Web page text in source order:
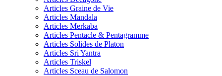
Articles Graine de Vie
Articles Mandala
Articles Merkaba
Articles Pentacle & Pentagramme
Articles Solides de Platon
Articles Sri Yantra
Articles Triskel
Articles Sceau de Salomon